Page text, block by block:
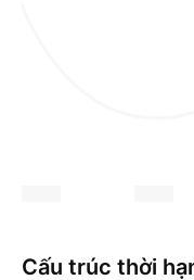
Cấu trúc thời